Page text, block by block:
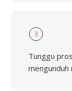
3
Tunggu
mengunduh